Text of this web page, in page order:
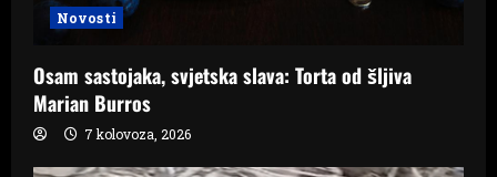
n
Novosti
Osam sastojaka, svjetska slava: Torta od šljiva
Marian Burros
7 kolovoza, 2026